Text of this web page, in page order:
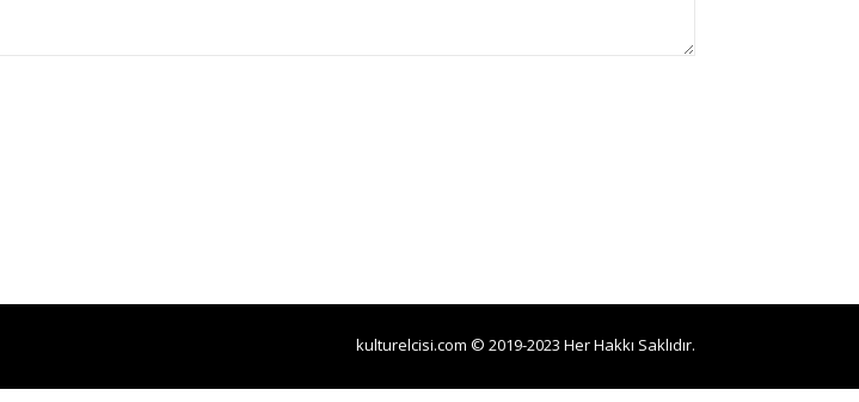
kulturelcisi.com © 2019-2023 Her Hakkı Saklıdır.